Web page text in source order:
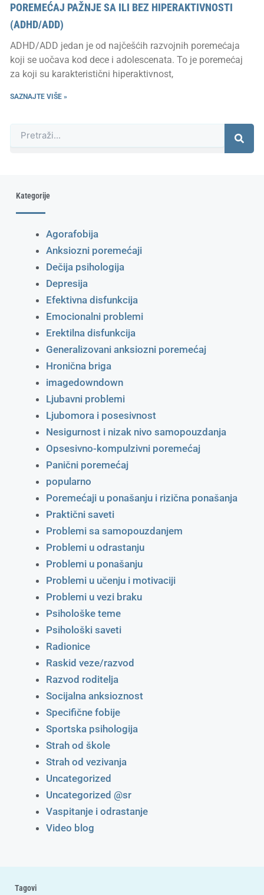
POREMEĆAJ PAŽNJE SA ILI BEZ HIPERAKTIVNOSTI
(ADHD/ADD)
ADHD/ADD jedan je od najčešćih razvojnih poremećaja
koji se uočava kod dece i adolescenata. To je poremećaj
za koji su karakteristični hiperaktivnost,
SAZNAJTE VIŠE »
Kategorije
Agorafobija
Anksiozni poremećaji
Dečija psihologija
Depresija
Efektivna disfunkcija
Emocionalni problemi
Erektilna disfunkcija
Generalizovani anksiozni poremećaj
Hronična briga
imagedowndown
Ljubavni problemi
Ljubomora i posesivnost
Nesigurnost i nizak nivo samopouzdanja
Opsesivno-kompulzivni poremećaj
Panični poremećaj
popularno
Poremećaji u ponašanju i rizična ponašanja
Praktični saveti
Problemi sa samopouzdanjem
Problemi u odrastanju
Problemi u ponašanju
Problemi u učenju i motivaciji
Problemi u vezi braku
Psihološke teme
Psihološki saveti
Radionice
Raskid veze/razvod
Razvod roditelja
Socijalna anksioznost
Specifične fobije
Sportska psihologija
Strah od škole
Strah od vezivanja
Uncategorized
Uncategorized @sr
Vaspitanje i odrastanje
Video blog
Tagovi